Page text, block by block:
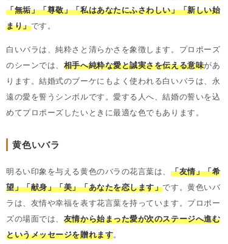
「無垢」「尊敬」「私はあなたにふさわしい」「新しい始
まり」です。
白いバラは、純粋さと清らかさを象徴します。プロポーズ
のシーンでは、 相手へ純粋な愛と誠実さを伝える意味があ
ります。結婚式のブーケにもよく使われる白いバラは、永
遠の愛を誓うシンボルです。愛する人へ、結婚の誓いを込
めてプロポーズしたいときに最適な色でもあります。
黄色いバラ
明るい印象を与える黄色のバラの花言葉は、 「友情」「希
望」「献身」「美」「あなたを恋します」です。黄色いバ
ラは、友情や幸福を表す花言葉を持っています。プロポー
ズの場面では、 友情から始まった愛が次のステージへ進む
というメッセージを贈れます。